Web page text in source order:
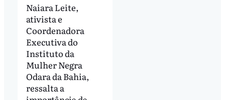
Naiara Leite,
ativista e
Coordenadora
Executiva do
Instituto da
Mulher Negra
Odara da Bahia,
ressalta a